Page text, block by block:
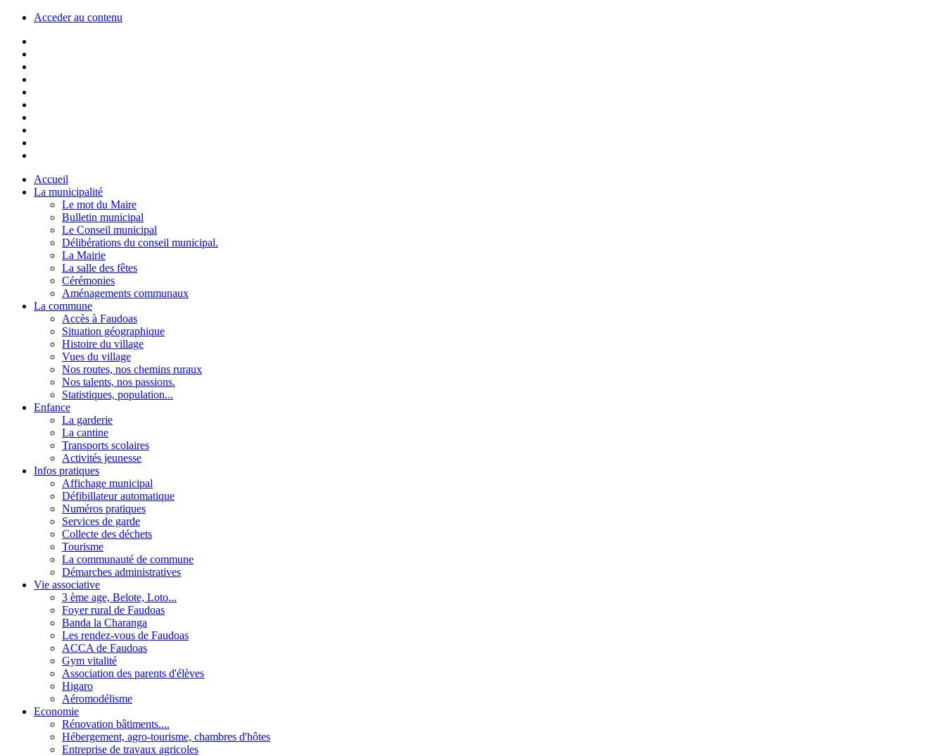
Acceder au contenu
Accueil
La municipalité
Le mot du Maire
Bulletin municipal
Le Conseil municipal
Délibérations du conseil municipal.
La Mairie
La salle des fêtes
Cérémonies
Aménagements communaux
La commune
Accès à Faudoas
Situation géographique
Histoire du village
Vues du village
Nos routes, nos chemins ruraux
Nos talents, nos passions.
Statistiques, population...
Enfance
La garderie
La cantine
Transports scolaires
Activités jeunesse
Infos pratiques
Affichage municipal
Défibillateur automatique
Numéros pratiques
Services de garde
Collecte des déchets
Tourisme
La communauté de commune
Démarches administratives
Vie associative
3 ème age, Belote, Loto...
Foyer rural de Faudoas
Banda la Charanga
Les rendez-vous de Faudoas
ACCA de Faudoas
Gym vitalité
Association des parents d'élèves
Higaro
Aéromodélisme
Economie
Rénovation bâtiments....
Hébergement, agro-tourisme, chambres d'hôtes
Entreprise de travaux agricoles